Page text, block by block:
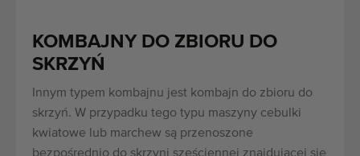
KOMBAJNY DO ZBIORU DO
SKRZYŃ
Innym typem kombajnu jest kombajn do zbioru do
skrzyń. W przypadku tego typu maszyny cebulki
kwiatowe lub marchew są przenoszone